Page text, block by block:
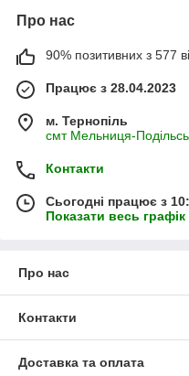
Про нас
90% позитивних з 577
Працює з 28.04.2023
м. Тернопіль
смт Мельниця-
Контакти
Сьогодні працює з
Показати весь
Про нас
Контакти
Доставка та оплата